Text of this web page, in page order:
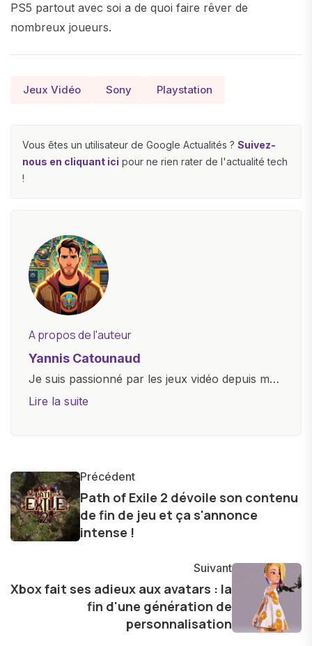
PS5 partout avec soi a de quoi faire rêver de
nombreux joueurs.
Jeux Vidéo Sony Playstation
Vous êtes un utilisateur de Google Actualités ? Suivez-
nous en cliquant ici pour ne rien rater de l'actualité tech
!
A propos de l'auteur
Yannis Catounaud
Je suis passionné par les jeux vidéo depuis mon
plus jeune âge. Mon amour pour l'univers
et bien d'autres gadgets technologiques. Armé
d'une curiosité insatiable, j'aime dévoiler les
dernières tendances et innovations, partageant
avec enthousiasme mes découvertes avec la
l'exploration constante des frontières de la
technologie me permet de présenter aux
lecteurs un aperçu captivant de ce que le futur
numérique nous réserve.
Lire la suite
Précédent
Path of Exile 2 dévoile son contenu
de fin de jeu et ça s'annonce
intense !
Suivant
Xbox fait ses adieux aux avatars : la
fin d'une génération de
personnalisation